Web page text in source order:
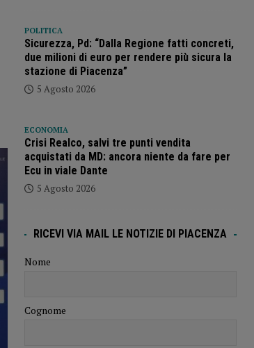
POLITICA
Sicurezza, Pd: “Dalla Regione fatti concreti,
due milioni di euro per rendere più sicura la
stazione di Piacenza”
5 Agosto 2026
ECONOMIA
Crisi Realco, salvi tre punti vendita
acquistati da MD: ancora niente da fare per
Ecu in viale Dante
5 Agosto 2026
RICEVI VIA MAIL LE NOTIZIE DI PIACENZA
Nome
Cognome